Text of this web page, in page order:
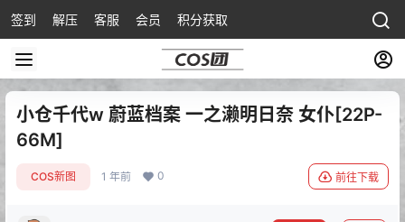
签到 解压 客服 会员 积分获取
小仓千代w 蔚蓝档案 一之濑明日奈 女仆[22P-
66M]
COS新图 1 年前 0 前往下载